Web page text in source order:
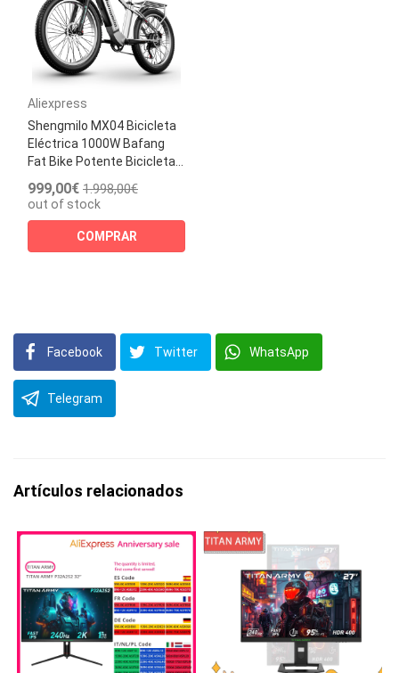
Aliexpress
Shengmilo MX04 Bicicleta
Eléctrica 1000W Bafang
Fat Bike Potente Bicicleta...
999,00€ 1.998,00€
out of stock
COMPRAR
Facebook Twitter WhatsApp
Telegram
Artículos relacionados